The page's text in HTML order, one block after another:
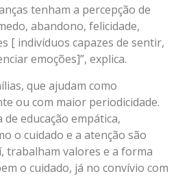
tenham a percepção de
abandono, felicidade,
[ indivíduos capazes de sentir,
emoções]”, explica.
que ajudam como
ou com maior periodicidade.
educação empática,
o cuidado e a atenção são
trabalham valores e a forma
o cuidado, já no convívio com